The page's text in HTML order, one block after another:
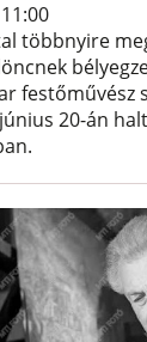
többnyire
festőművész
20-án